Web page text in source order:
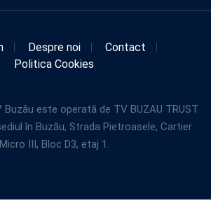
Despre noi
Contact
Politica Cookies
este operată de TV BUZAU TRUST
în Buzău, Strada Pietroasele, Cartier
Micro III, Bloc D3, etaj 1.